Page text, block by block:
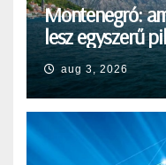
Montenegró:
lesz egyszerű
aug 3, 2026